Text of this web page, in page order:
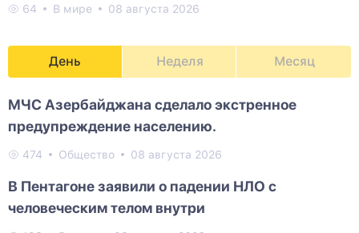
64 В мире 08 августа 2026
День Неделя Месяц
МЧС Азербайджана сделало экстренное
предупреждение населению.
474 Общество 08 августа 2026
В Пентагоне заявили о падении НЛО с
человеческим телом внутри